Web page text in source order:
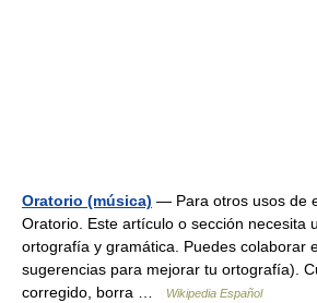
Oratorio (música) — Para otros usos de
Oratorio. Este artículo o sección necesita
ortografía y gramática. Puedes colaborar
sugerencias para mejorar tu ortografía).
corregido, borra …
Wikipedia Español